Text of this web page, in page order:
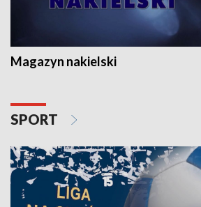
Magazyn nakielski
SPORT